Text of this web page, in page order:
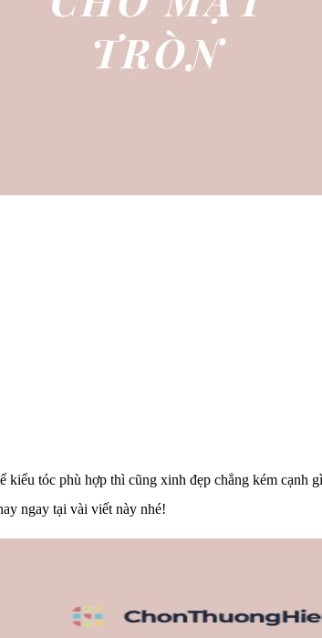
tóc phù hợp thì cũng xinh đẹp chẳng kém cạnh
ngay tại vài viết này nhé!